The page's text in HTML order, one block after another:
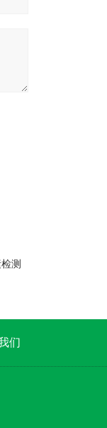
测
们